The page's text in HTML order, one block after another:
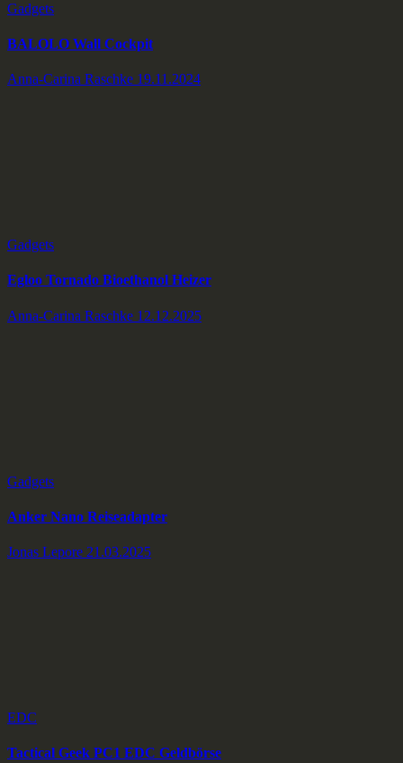
Gadgets
BALOLO Wall Cockpit
Anna-Carina Raschke 19.11.2024
Gadgets
Egloo Tornado Bioethanol Heizer
Anna-Carina Raschke 12.12.2025
Gadgets
Anker Nano Reiseadapter
Jonas Lepore 21.03.2025
EDC
Tactical Geek PC1 EDC Geldbörse